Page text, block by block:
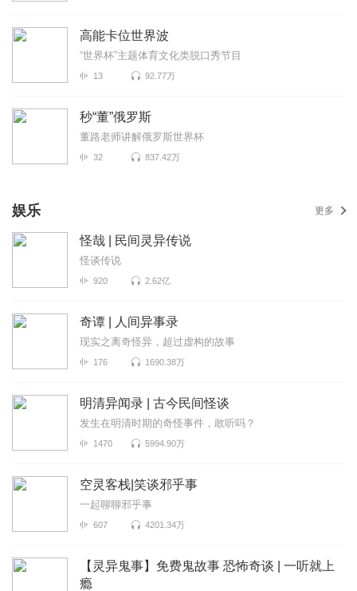
高能卡位世界波
“世界杯”主题体育文化类脱口秀节目
13 92.77万
秒“董”俄罗斯
董路老师讲解俄罗斯世界杯
32 837.42万
娱乐 更多
怪哉 | 民间灵异传说
怪谈传说
920 2.62亿
奇谭 | 人间异事录
现实之离奇怪异，超过虚构的故事
176 1690.38万
明清异闻录 | 古今民间怪谈
发生在明清时期的奇怪事件，敢听吗？
1470 5994.90万
空灵客栈|笑谈邪乎事
一起聊聊邪乎事
607 4201.34万
【灵异鬼事】免费鬼故事 恐怖奇谈 | 一听就上
瘾